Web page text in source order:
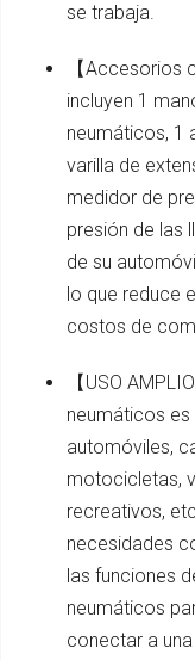
se trabaja.
【
incluyen 1
neumáticos, 1
varilla de
medidor de
presión de las
de su
lo que reduce
costos de
【USO
neumáticos
automóviles,
motocicletas,
recreativos,
necesidades
las funciones
neumáticos
conectar a